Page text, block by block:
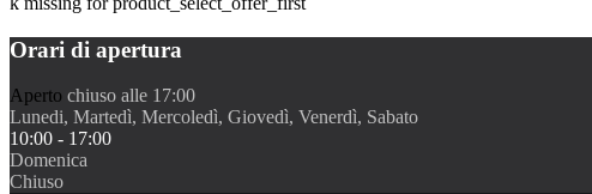
Orari di apertura
Aperto chiuso alle 17:00
Lunedi, Martedì, Mercoledì, Giovedì, Venerdì, Sabato
10:00 - 17:00
Domenica
Chiuso